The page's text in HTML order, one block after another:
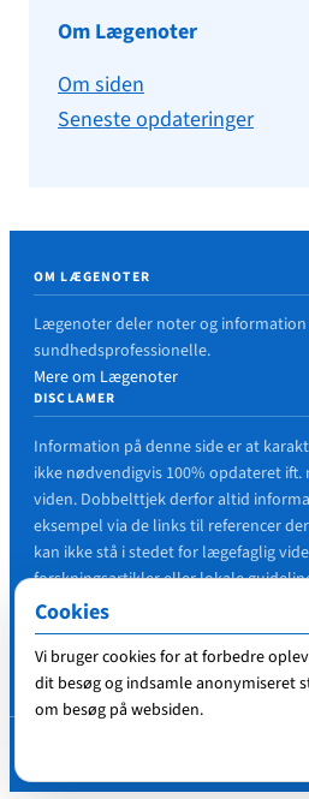
Om Lægenoter
Om siden
Seneste opdateringer
OM LÆGENOTER
Lægenoter deler noter og
sundhedsprofessionelle.
Mere om Lægenoter
DISCLAMER
Information på denne side er at
ikke nødvendigvis 100% opdateret
viden. Dobbelttjek derfor altid
eksempel via de links til referencer
kan ikke stå i stedet for lægefaglig
forskningsartikler eller lokale
FEJL I ARTIKLER?
Hvis du finder en fejl i en artikel, er
nævne det i en kommentar, så det kan
Cookies
Vi bruger cookies for at forbedre
dit besøg og indsamle anonymiseret
om besøg på websiden.